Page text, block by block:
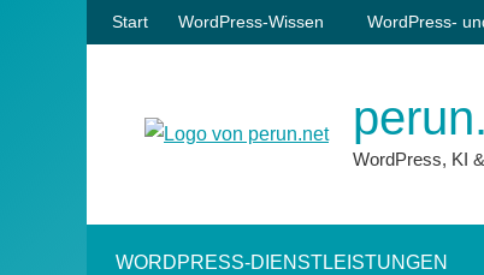
Zum
Inhalt
Start WordPress-Wissen WordPress-
WordPress, KI
WORDPRESS-DIENSTLEISTUNGEN